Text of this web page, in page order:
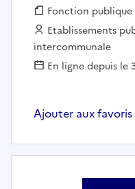
Fonction publique
Fonction
Employeur :
Etablissements
intercommunale
En ligne depuis le
Ajouter aux favoris